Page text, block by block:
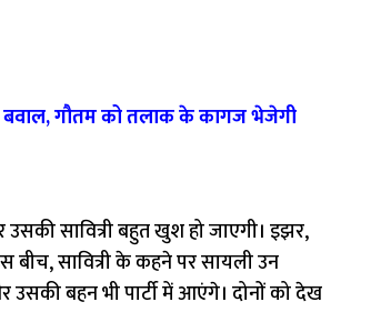
गौतम को तलाक के कागज भेजेगी
सावित्री बहुत खुश हो जाएगी। इझर,
सावित्री के कहने पर सायली उन
बहन भी पार्टी में आएंगे। दोनों को देख